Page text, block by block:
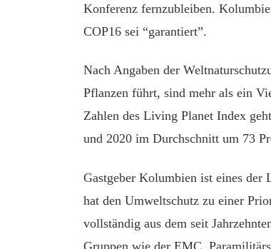
Konferenz fernzubleiben.
COP16 sei “garantiert”.
Nach Angaben der
Pflanzen führt, sind mehr als ein
Zahlen des Living Planet Index
und 2020 im Durchschnitt um 73
Gastgeber Kolumbien ist eines
hat den Umweltschutz zu einer
vollständig aus dem seit
Gruppen wie der EMC,